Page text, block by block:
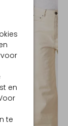
en
te